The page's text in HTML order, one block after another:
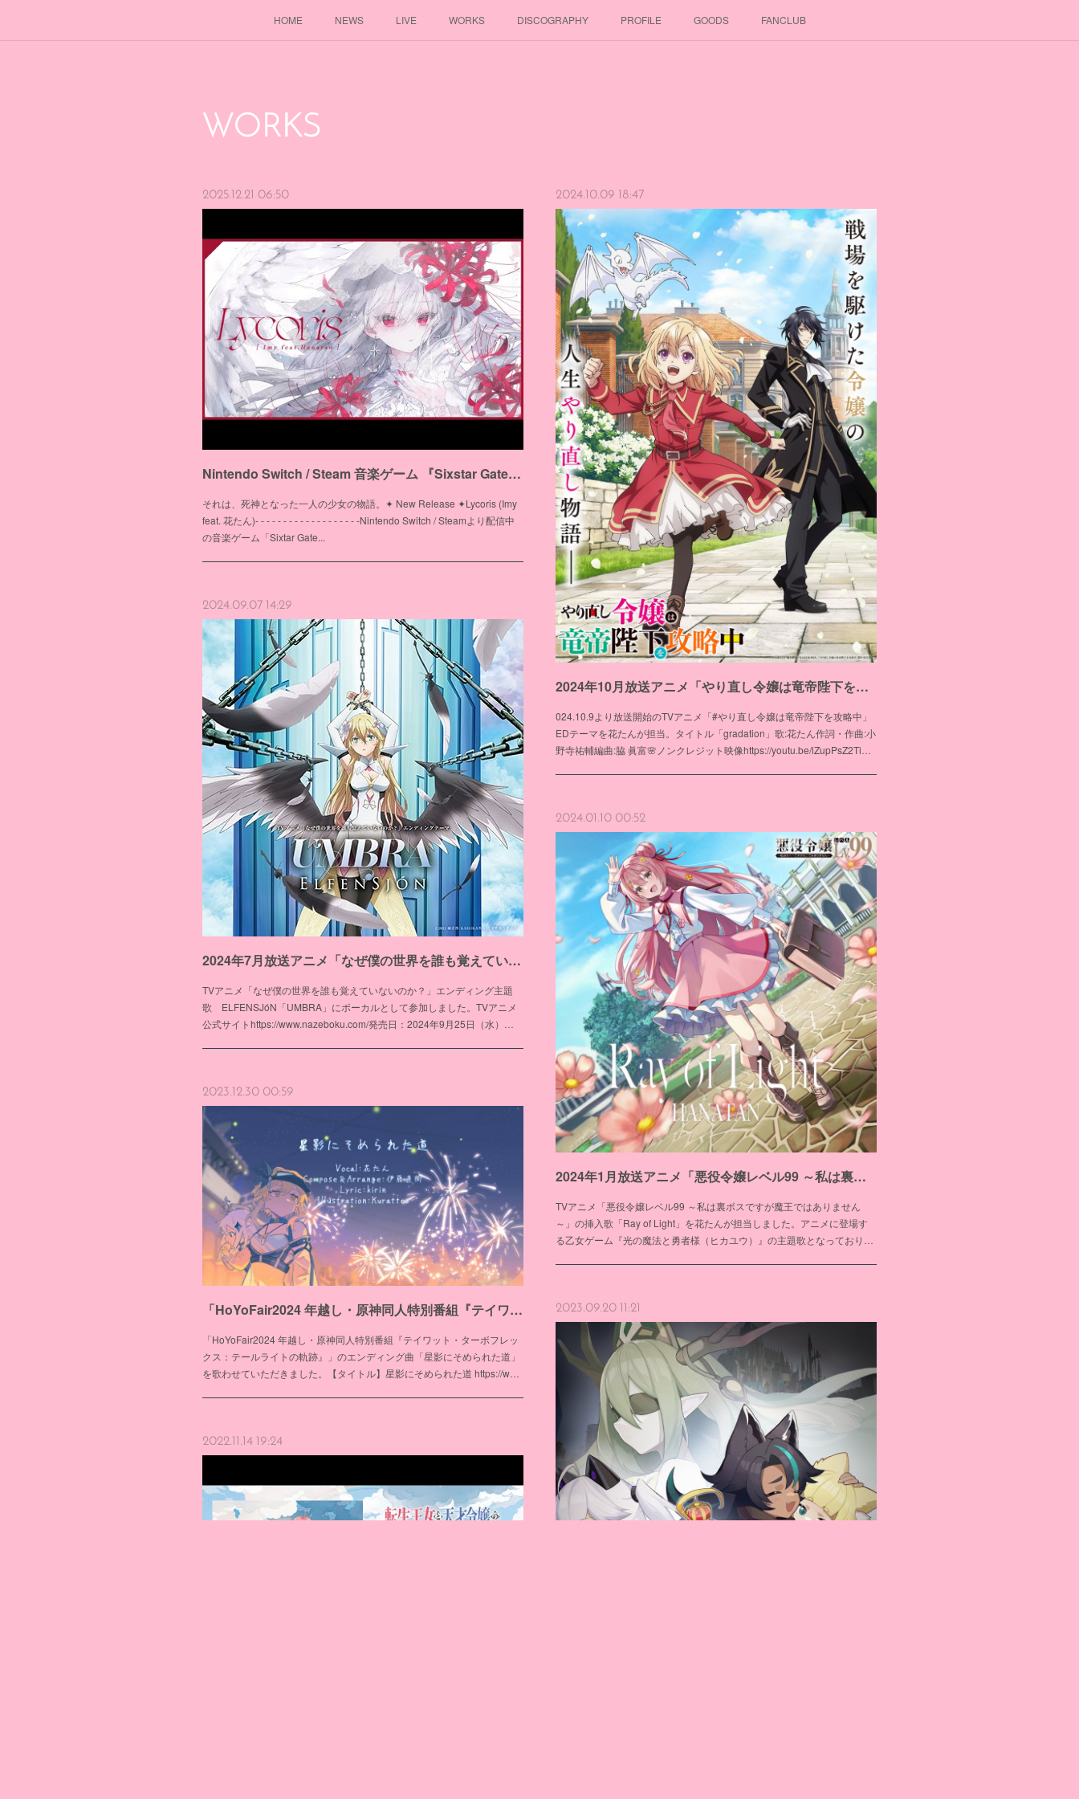
HOME NEWS LIVE WORKS DISCOGRAPHY PROFILE GOODS FANCLUB
WORKS
2025.12.21 06:50
Nintendo Switch / Steam 音楽ゲーム 『Sixstar Gate: STARGAZER』収録楽曲『Lycoris』
それは、死神となった一人の少女の物語。✦ New Release ✦Lycoris (Imy
feat. 花たん)- - - - - - - - - - - - - - - - - - -Nintendo Switch / Steamより配信中
の音楽ゲーム「Sixtar Gate...
2024.10.09 18:47
2024年10月放送アニメ「やり直し令嬢は竜帝陛下を攻略中」」ED「gradation」
024.10.9より放送開始のTVアニメ「#やり直し令嬢は竜帝陛下を攻略中」
EDテーマを花たんが担当。タイトル「gradation」歌:花たん作詞・作曲:小
野寺祐輔編曲:脇 眞富🌸ノンクレジット映像https://youtu.be/lZupPsZ2Ti…
2024.09.07 14:29
2024年7月放送アニメ「なぜ僕の世界を誰も覚えていないのか？」ED ELFENSJóN「UMBRA」
TVアニメ「なぜ僕の世界を誰も覚えていないのか？」エンディング主題
歌 ELFENSJóN「UMBRA」にボーカルとして参加しました。TVアニメ
公式サイトhttps://www.nazeboku.com/発売日：2024年9月25日（水）…
2024.01.10 00:52
2024年1月放送アニメ「悪役令嬢レベル99 ～私は裏ボスですが魔王ではありません～」挿入歌「Ray of Light」
TVアニメ「悪役令嬢レベル99 ～私は裏ボスですが魔王ではありません
～」の挿入歌「Ray of Light」を花たんが担当しました。アニメに登場す
る乙女ゲーム『光の魔法と勇者様（ヒカユウ）』の主題歌となっており…
2023.12.30 00:59
「HoYoFair2024 年越し・原神同人特別番組『テイワット・ターボフレックス：テールライトの軌跡』」のED曲「星影にそめられた道」
「HoYoFair2024 年越し・原神同人特別番組『テイワット・ターボフレッ
クス：テールライトの軌跡』」のエンディング曲「星影にそめられた道」
を歌わせていただきました。【タイトル】星影にそめられた道 https://w…
2023.09.20 11:21
2022.11.14 19:24